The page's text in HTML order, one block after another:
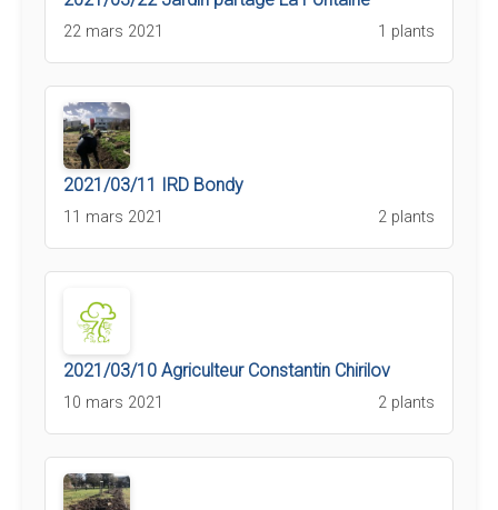
22 mars 2021 1 plants
2021/03/11 IRD Bondy
11 mars 2021 2 plants
2021/03/10 Agriculteur Constantin Chirilov
10 mars 2021 2 plants